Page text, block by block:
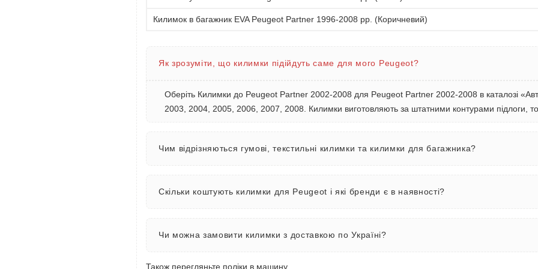
Килимок в багажник EVA Peugeot Partner 1996-2008 рр. (Коричневий)
Як зрозуміти, що килимки підійдуть саме для мого Peugeot?
Оберіть Килимки до Peugeot Partner 2002-2008 для Peugeot Partner 2002-2008 в каталозі
2003, 2004, 2005, 2006, 2007, 2008. Килимки виготовляють за штатними контурами підлоги,
Чим відрізняються гумові, текстильні килимки та килимки для багажника?
Скільки коштують килимки для Peugeot і які бренди є в наявності?
Чи можна замовити килимки з доставкою по Україні?
Також перегляньте поліки в машину.